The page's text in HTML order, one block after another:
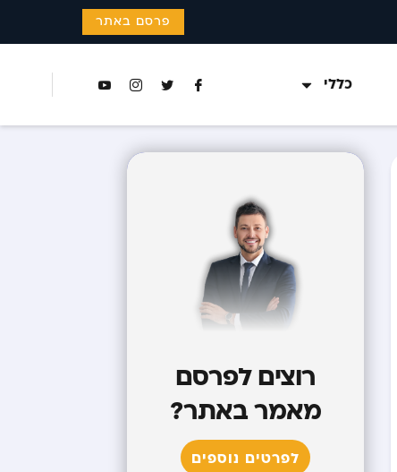
פרסם באתר
כללי
רוצים לפרסם
מאמר באתר?
לפרטים נוספים